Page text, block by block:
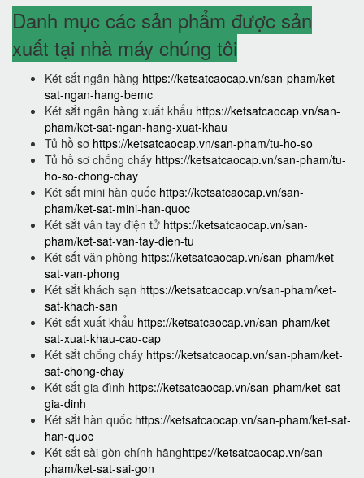
Danh mục các sản phẩm được sản
xuất tại nhà máy chúng tôi
Két sắt ngân hàng https://ketsatcaocap.vn/san-pham/ket-
sat-ngan-hang-bemc
Két sắt ngân hàng xuất khẩu https://ketsatcaocap.vn/san-
pham/ket-sat-ngan-hang-xuat-khau
Tủ hồ sơ https://ketsatcaocap.vn/san-pham/tu-ho-so
Tủ hồ sơ chống cháy https://ketsatcaocap.vn/san-pham/tu-
ho-so-chong-chay
Két sắt mini hàn quốc https://ketsatcaocap.vn/san-
pham/ket-sat-mini-han-quoc
Két sắt vân tay điện tử https://ketsatcaocap.vn/san-
pham/ket-sat-van-tay-dien-tu
Két sắt văn phòng https://ketsatcaocap.vn/san-pham/ket-
sat-van-phong
Két sắt khách sạn https://ketsatcaocap.vn/san-pham/ket-
sat-khach-san
Két sắt xuất khẩu https://ketsatcaocap.vn/san-pham/ket-
sat-xuat-khau-cao-cap
Két sắt chống cháy https://ketsatcaocap.vn/san-pham/ket-
sat-chong-chay
Két sắt gia đình https://ketsatcaocap.vn/san-pham/ket-sat-
gia-dinh
Két sắt hàn quốc https://ketsatcaocap.vn/san-pham/ket-sat-
han-quoc
Két sắt sài gòn chính hãnghttps://ketsatcaocap.vn/san-
pham/ket-sat-sai-gon